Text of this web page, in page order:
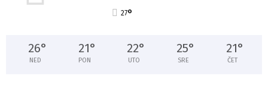
27°
26°
NED
21°
PON
22°
UTO
25°
SRE
21°
ČET